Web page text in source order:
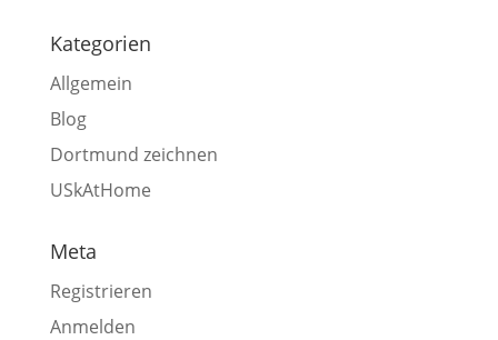
Kategorien
Allgemein
Blog
Dortmund zeichnen
USkAtHome
Meta
Registrieren
Anmelden